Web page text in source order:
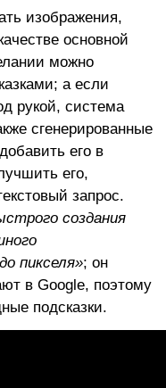
изображения,
основной
можно
а если
рукой, система
сгенерированные
его в
его,
запрос.
создания
пикселя»; он
в Google, поэтому
подсказки.